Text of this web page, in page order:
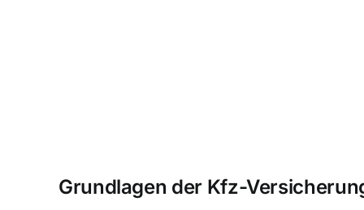
Grundlagen der Kfz-